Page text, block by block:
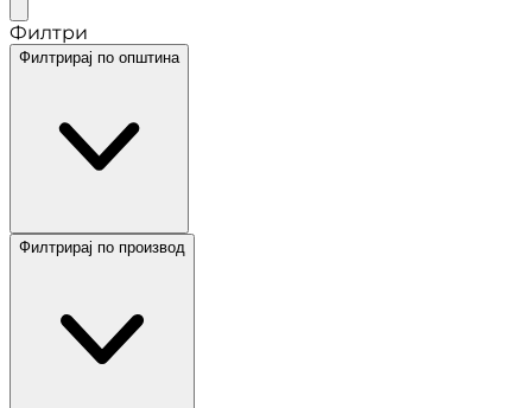
Филтри
Филтрирај по општина
Филтрирај по производ